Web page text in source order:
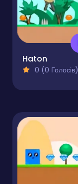
Haton
0 (0 Голосів)